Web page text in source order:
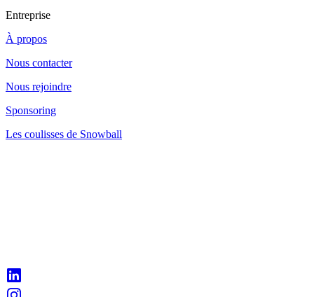
Entreprise
À propos
Nous contacter
Nous rejoindre
Sponsoring
Les coulisses de Snowball